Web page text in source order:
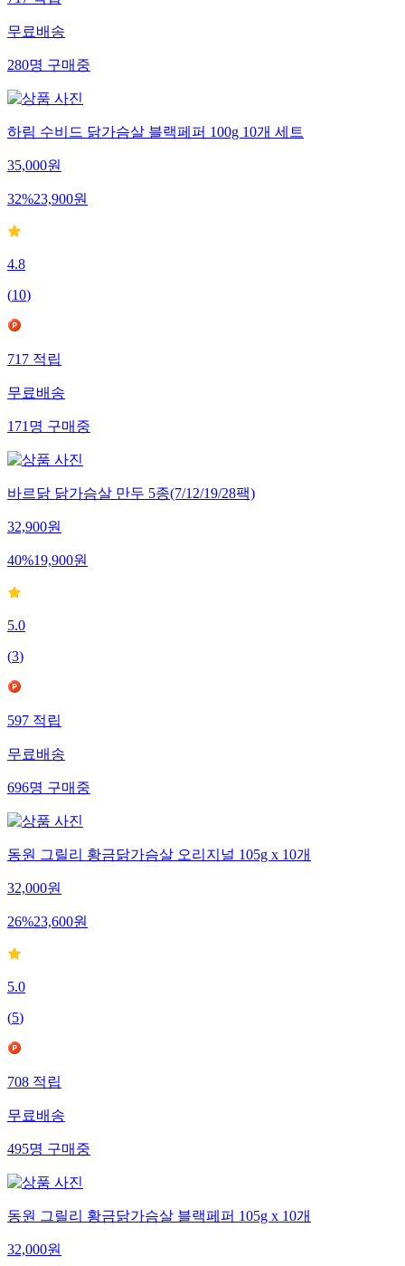
717적립
무료배송
280명구매중
하림 수비드 닭가슴살 블랙페퍼 100g 10개 세트
35,000원
32%23,900원
4.8
(10)
717적립
무료배송
171명구매중
바르닭 닭가슴살 만두 5종(7/12/19/28팩)
32,900원
40%19,900원
5.0
(3)
597적립
무료배송
696명구매중
동원 그릴리 황금닭가슴살 오리지널 105g x 10개
32,000원
26%23,600원
5.0
(5)
708적립
무료배송
495명구매중
동원 그릴리 황금닭가슴살 블랙페퍼 105g x 10개
32,000원